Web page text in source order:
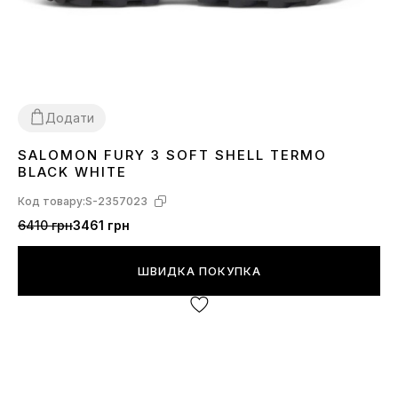
Додати
414344
SALOMON FURY 3 SOFT SHELL TERMO
BLACK WHITE
Код товару:S-2357023
6410 грн3461 грн
ШВИДКА ПОКУПКА